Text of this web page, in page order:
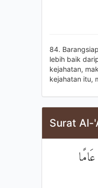
84.
lebih baik
kejahatan,
kejahatan itu,
Surat Al-